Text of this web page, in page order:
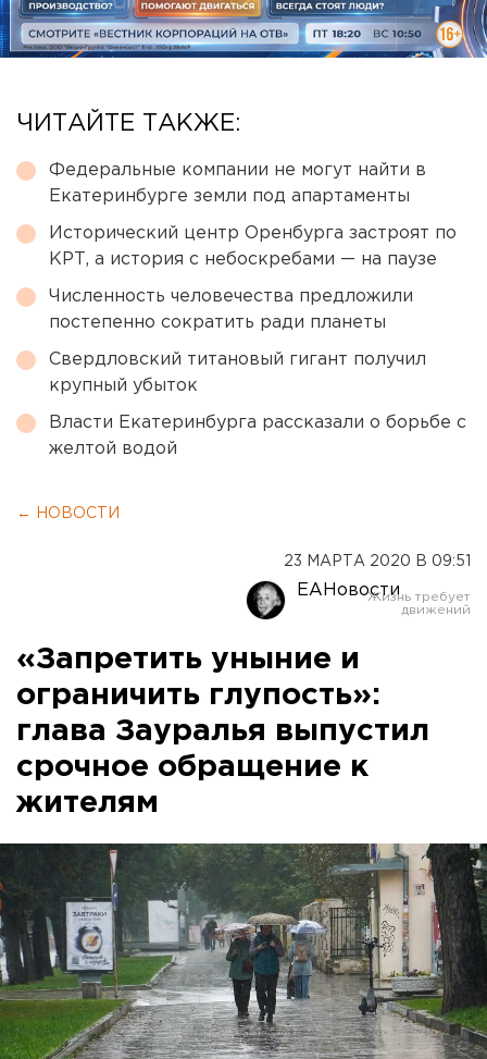
ЧИТАЙТЕ ТАКЖЕ:
Федеральные компании не могут найти в
Екатеринбурге земли под апартаменты
Исторический центр Оренбурга застроят по
КРТ, а история с небоскребами — на паузе
Численность человечества предложили
постепенно сократить ради планеты
Свердловский титановый гигант получил
крупный убыток
Власти Екатеринбурга рассказали о борьбе с
желтой водой
← НОВОСТИ
23 МАРТА 2020 В 09:51
ЕАНовости
«Запретить уныние и
ограничить глупость»:
глава Зауралья выпустил
срочное обращение к
жителям